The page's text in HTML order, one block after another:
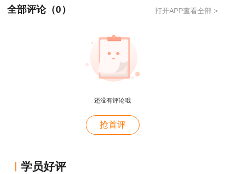
>>
全部评论（0） 打开APP查看全部 >
还没有评论哦
抢首评
学员好评
用户m4****66